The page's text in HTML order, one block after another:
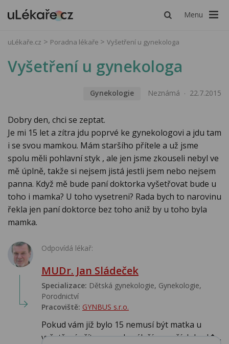
Menu
uLékaře.cz Poradna lékaře Vyšetření u gynekologa
Vyšetření u gynekologa
Gynekologie Neznámá 22.7.2015
Dobry den, chci se zeptat.
Je mi 15 let a zítra jdu poprvé ke gynekologovi a jdu tam
i se svou mamkou. Mám staršího přítele a už jsme
spolu měli pohlavní styk , ale jen jsme zkouseli nebyl ve
mě úplně, takže si nejsem jistá jestli jsem nebo nejsem
panna. Když mě bude paní doktorka vyšetřovat bude u
toho i mamka? U toho vysetreni? Rada bych to narovinu
řekla jen paní doktorce bez toho aniž by u toho byla
mamka.
Odpovídá lékař:
MUDr. Jan Sládeček
Specializace: Dětská gynekologie, Gynekologie,
Porodnictví
Pracoviště: GYNBUS s.r.o.
Pokud vám již bylo 15 nemusí být matka u
vyšetření přítomna ,ale záleží na vaší dohod�...